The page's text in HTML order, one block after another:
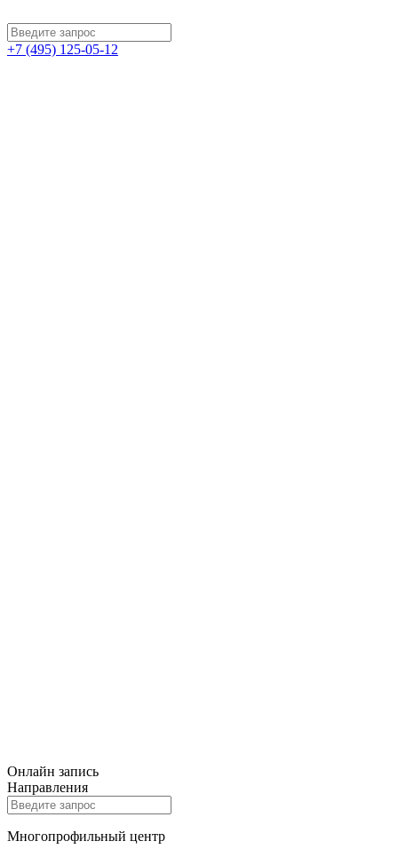
+7 (495) 125-05-12
Онлайн запись
Направления
Многопрофильный центр